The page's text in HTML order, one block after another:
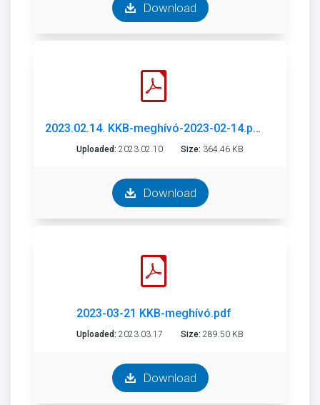
Download
2023.02.14. KKB-meghívó-2023-02-14.pdf
Uploaded: 2023.02.10 Size: 364.46 KB
Download
2023-03-21 KKB-meghívó.pdf
Uploaded: 2023.03.17 Size: 289.50 KB
Download